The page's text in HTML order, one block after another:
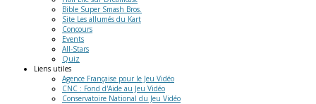
Bible Super Smash Bros.
Site Les allumés du Kart
Concours
Events
All-Stars
Quiz
Liens utiles
Agence Française pour le Jeu Vidéo
CNC : Fond d'Aide au Jeu Vidéo
Conservatoire National du Jeu Vidéo